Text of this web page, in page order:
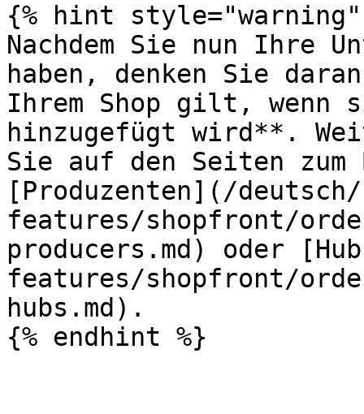
{% hint style="warning"
Nachdem Sie nun Ihre
haben, denken Sie
Ihrem Shop gilt, wenn
hinzugefügt wird**.
Sie auf den Seiten
[Produzenten](/
features/shopfront/
producers.md) oder
features/shopfront/
hubs.md).